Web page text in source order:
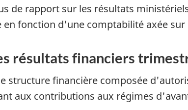
de rapport sur les résultats
en fonction d'une comptabilité axée sur
résultats financiers
structure financière composée
aux contributions aux régimes